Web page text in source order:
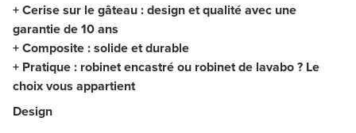
+ Cerise sur le gâteau : design et qualité avec une
garantie de 10 ans
+ Composite : solide et durable
+ Pratique : robinet encastré ou robinet de lavabo ? Le
choix vous appartient
Design